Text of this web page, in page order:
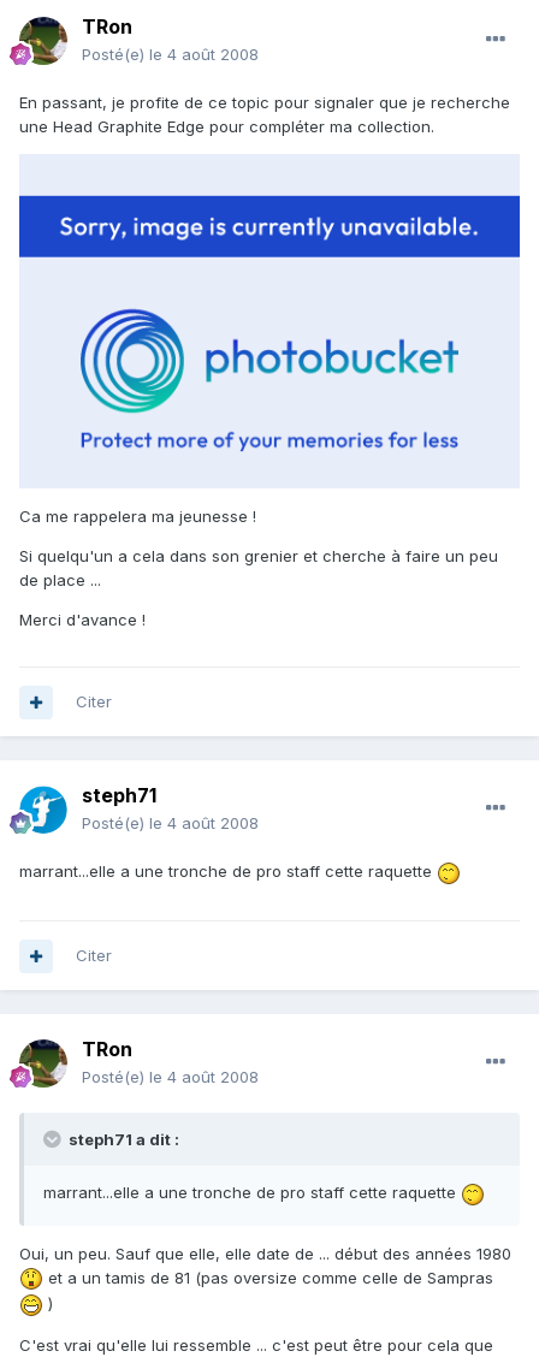
TRon
Posté(e) le 4 août 2008
En passant, je profite de ce topic pour signaler que je recherche
une Head Graphite Edge pour compléter ma collection.
Ca me rappelera ma jeunesse !
Si quelqu'un a cela dans son grenier et cherche à faire un peu
de place ...
Merci d'avance !
Citer
steph71
Posté(e) le 4 août 2008
marrant...elle a une tronche de pro staff cette raquette
Citer
TRon
Posté(e) le 4 août 2008
steph71 a dit :
marrant...elle a une tronche de pro staff cette raquette
Oui, un peu. Sauf que elle, elle date de ... début des années 1980
et a un tamis de 81 (pas oversize comme celle de Sampras
)
C'est vrai qu'elle lui ressemble ... c'est peut être pour cela que